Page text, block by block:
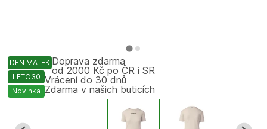
DEN MATEK
LETO30
Novinka
Doprava zdarma
od 2000 Kč po ČR i SR
Vrácení do 30 dnů
Zdarma v našich buticích